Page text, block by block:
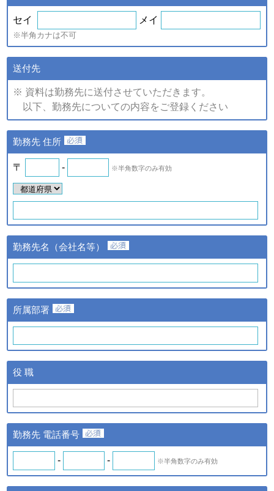
注)上記の内、統計的に処理した情報については、個人の特定が
できない情報です。
（2）個人情報の提供
個人情報の種類
ａ．会員のお申し込みに伴
い取得した個人情報
ｂ．資料請求・問合せに伴
い取得した個人情報
て取得した個人情報
①提供する個人情報の項目
ご登録・お問い合わせをいた
だいた商品・サービス名、氏
名、氏名カナ、郵便番号、住
号、メールアドレス、勤務先
名、所属部署名、アンケート
紙またはデータファイルによ
③当該情報の提供先
株式会社日経BPマーケティ
ト
ｃ．スキル診断システムの
ご利用に伴い取得した個人
情報
ｄ．全国スキル調査へのご
協力に伴い取得した個人情
報
氏名、氏名カナ、メールアド
レス、勤務先名、所属部署
②提供の手段又は方法
る提供。
よびｂの場合はスキル診断シ
◆ 登録情報の開示・訂正について
できるだけ正確かつ最新の内容で管理します。皆さまからお申
し出があったときは、登録情報の開示を行います。また、内容
が正確でないなどのお申し出があったときは、その内容を確認
し必要に応じて登録情報の追加・変更・訂正または削除等を行
セイ メイ
※半角カナは不可
送付先
※ 資料は勤務先に送付させていただきます。
以下、勤務先についての内容をご登録ください
勤務先 住所
〒 - ※半角数字のみ有効
勤務先名（会社名等）
所属部署
役 職
勤務先 電話番号
- - ※半角数字のみ有効